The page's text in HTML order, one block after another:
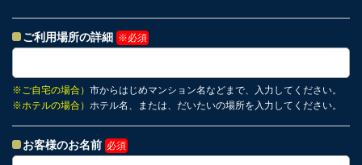
ご利用場所の詳細 ※必須
※ご自宅の場合） 市からはじめマンション名などまで、入力してください。
※ホテルの場合） ホテル名、または、だいたいの場所を入力してください。
お客様のお名前 必須